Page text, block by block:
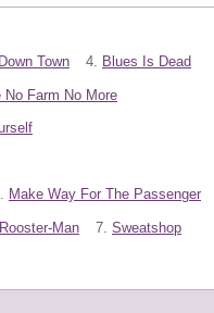
Down Town 4. Blues Is Dead
No Farm No More
Make Way For The Passenger
Rooster-Man 7. Sweatshop